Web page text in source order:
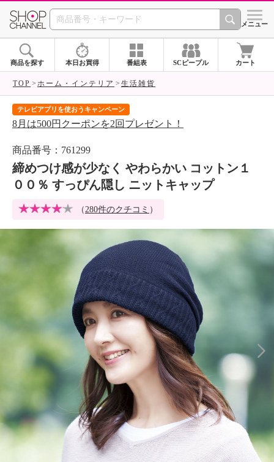
SHOP CHANNEL シメニュー
商品を探す 本日お買得 番組表 SCピープル カート
TOP ホーム・インテリア 生活雑貨
テレビアプリを使おうキャンペーン
8月は500円クーポンを2回プレゼント！
商品番号：761299
締めつけ感が少なく やわらかい コットン１
００％ すっぴん隠し ニットキャップ
（280件のクチコミ ）